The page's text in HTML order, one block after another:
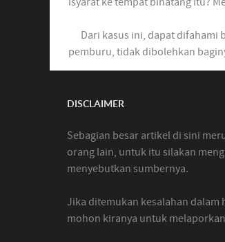
Dari kasus ini, dapat difahami
pemburu, tidak dibolehkan
DISCLAIMER
Sebagian besar artikel di sini
orang lain, untuk itu silakan
menyebutkan sumbernya.
Jika ditemukan kesalahan dalam
mohon kiranya untuk melaporkan